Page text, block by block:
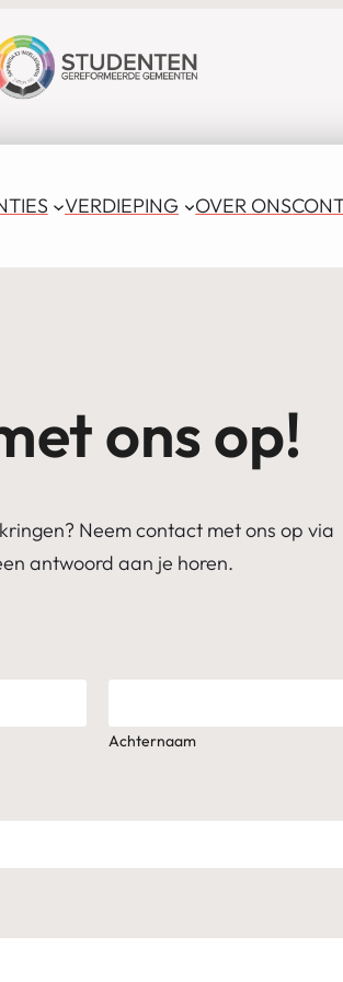
VERDIEPING OVER ONS
ons op!
Neem contact met ons op via
antwoord aan je horen.
Achternaam